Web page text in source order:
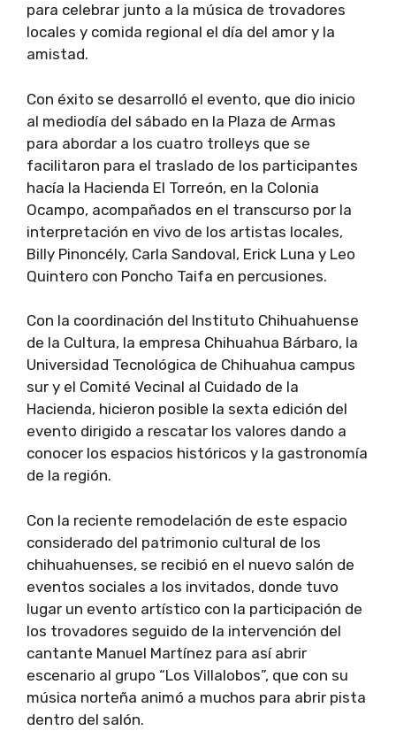
para celebrar junto a la música de trovadores
locales y comida regional el día del amor y la
amistad.
Con éxito se desarrolló el evento, que dio inicio
al mediodía del sábado en la Plaza de Armas
para abordar a los cuatro trolleys que se
facilitaron para el traslado de los participantes
hacía la Hacienda El Torreón, en la Colonia
Ocampo, acompañados en el transcurso por la
interpretación en vivo de los artistas locales,
Billy Pinoncély, Carla Sandoval, Erick Luna y Leo
Quintero con Poncho Taifa en percusiones.
Con la coordinación del Instituto Chihuahuense
de la Cultura, la empresa Chihuahua Bárbaro, la
Universidad Tecnológica de Chihuahua campus
sur y el Comité Vecinal al Cuidado de la
Hacienda, hicieron posible la sexta edición del
evento dirigido a rescatar los valores dando a
conocer los espacios históricos y la gastronomía
de la región.
Con la reciente remodelación de este espacio
considerado del patrimonio cultural de los
chihuahuenses, se recibió en el nuevo salón de
eventos sociales a los invitados, donde tuvo
lugar un evento artístico con la participación de
los trovadores seguido de la intervención del
cantante Manuel Martínez para así abrir
escenario al grupo “Los Villalobos”, que con su
música norteña animó a muchos para abrir pista
dentro del salón.